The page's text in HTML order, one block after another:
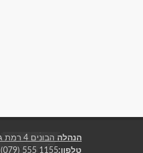
הנהלה הבונים 4 רמת גן
טלפון:(079) 555 1155